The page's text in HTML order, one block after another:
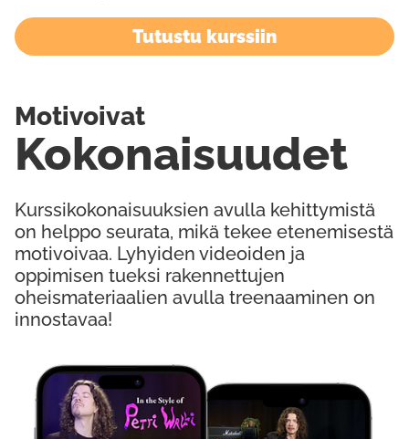
Tutustu kurssiin
Kurssikokonaisuuksien avulla kehittymistä
on helppo seurata, mikä tekee etenemisestä
motivoivaa. Lyhyiden videoiden ja
oppimisen tueksi rakennettujen
oheismateriaalien avulla treenaaminen on
innostavaa!
Kokonaisuudet
Motivoivat